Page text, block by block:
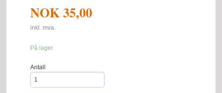
NOK35,00
inkl. mva.
På lager
Antall